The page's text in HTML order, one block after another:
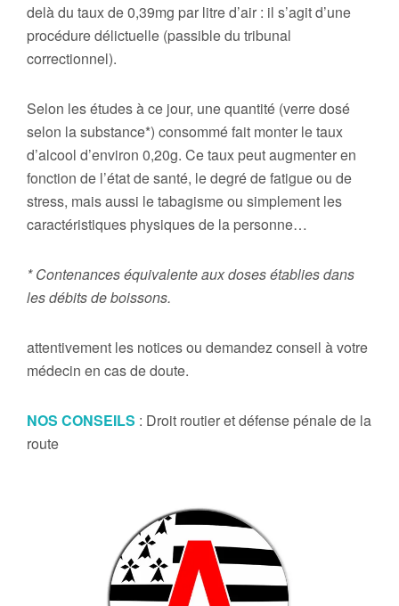
delà du taux de 0,39mg par litre d’air : il s’agit d’une
procédure délictuelle (passible du tribunal
correctionnel).
Selon les études à ce jour, une quantité (verre dosé
selon la substance*) consommé fait monter le taux
d’alcool d’environ 0,20g. Ce taux peut augmenter en
fonction de l’état de santé, le degré de fatigue ou de
stress, mais aussi le tabagisme ou simplement les
caractéristiques physiques de la personne…
* Contenances équivalente aux doses établies dans
les débits de boissons.
attentivement les notices ou demandez conseil à votre
médecin en cas de doute.
NOS CONSEILS : Droit routier et défense pénale de la
route